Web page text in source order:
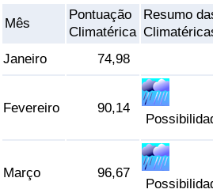
Mês
Pontuação
Climatérica
Resumo
Janeiro
74,98
Fevereiro 90,14
Março 96,67
Indicador de Poluição (Atual)
Índice de poluição